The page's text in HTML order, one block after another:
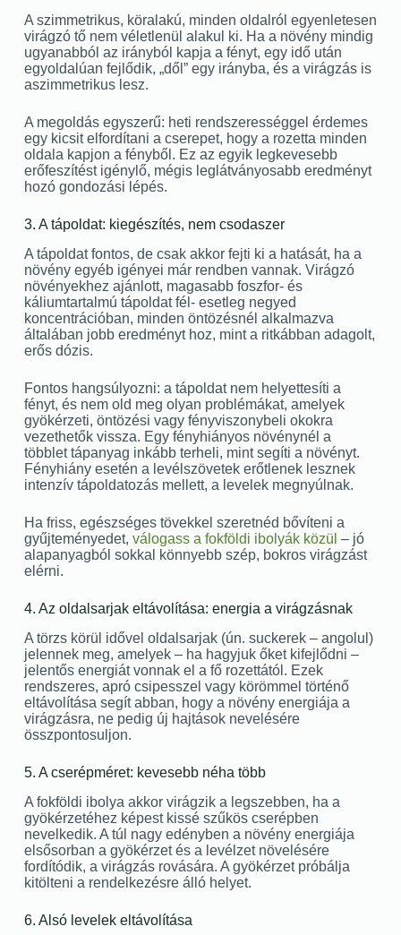
A szimmetrikus, köralakú, minden oldalról egyenletesen
virágzó tő nem véletlenül alakul ki. Ha a növény mindig
ugyanabból az irányból kapja a fényt, egy idő után
egyoldalúan fejlődik, „dől” egy irányba, és a virágzás is
aszimmetrikus lesz.
A megoldás egyszerű: heti rendszerességgel érdemes
egy kicsit elfordítani a cserepet, hogy a rozetta minden
oldala kapjon a fényből. Ez az egyik legkevesebb
erőfeszítést igénylő, mégis leglátványosabb eredményt
hozó gondozási lépés.
3. A tápoldat: kiegészítés, nem csodaszer
A tápoldat fontos, de csak akkor fejti ki a hatását, ha a
növény egyéb igényei már rendben vannak. Virágzó
növényekhez ajánlott, magasabb foszfor- és
káliumtartalmú tápoldat fél- esetleg negyed
koncentrációban, minden öntözésnél alkalmazva
általában jobb eredményt hoz, mint a ritkábban adagolt,
erős dózis.
Fontos hangsúlyozni: a tápoldat nem helyettesíti a
fényt, és nem old meg olyan problémákat, amelyek
gyökérzeti, öntözési vagy fényviszonybeli okokra
vezethetők vissza. Egy fényhiányos növénynél a
többlet tápanyag inkább terheli, mint segíti a növényt.
Fényhiány esetén a levélszövetek erőtlenek lesznek
intenzív tápoldatozás mellett, a levelek megnyúlnak.
Ha friss, egészséges tövekkel szeretnéd bővíteni a
gyűjteményedet, válogass a fokföldi ibolyák közül – jó
alapanyagból sokkal könnyebb szép, bokros virágzást
elérni.
4. Az oldalsarjak eltávolítása: energia a virágzásnak
A törzs körül idővel oldalsarjak (ún. suckerek – angolul)
jelennek meg, amelyek – ha hagyjuk őket kifejlődni –
jelentős energiát vonnak el a fő rozettától. Ezek
rendszeres, apró csipesszel vagy körömmel történő
eltávolítása segít abban, hogy a növény energiája a
virágzásra, ne pedig új hajtások nevelésére
összpontosuljon.
5. A cserépméret: kevesebb néha több
A fokföldi ibolya akkor virágzik a legszebben, ha a
gyökérzetéhez képest kissé szűkös cserépben
nevelkedik. A túl nagy edényben a növény energiája
elsősorban a gyökérzet és a levélzet növelésére
fordítódik, a virágzás rovására. A gyökérzet próbálja
kitölteni a rendelkezésre álló helyet.
6. Alsó levelek eltávolítása